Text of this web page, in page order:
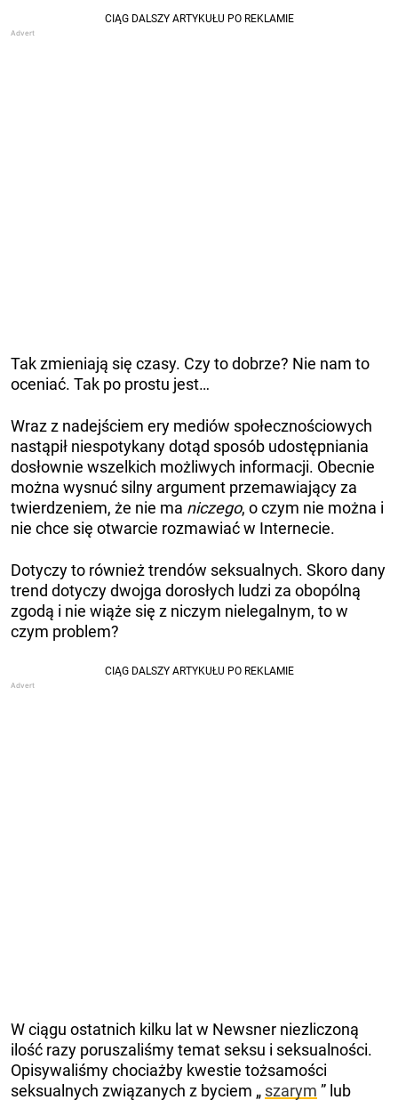
Tak zmieniają się czasy. Czy to dobrze? Nie nam to
oceniać. Tak po prostu jest…
Wraz z nadejściem ery mediów społecznościowych
nastąpił niespotykany dotąd sposób udostępniania
dosłownie wszelkich możliwych informacji. Obecnie
można wysnuć silny argument przemawiający za
twierdzeniem, że nie ma niczego, o czym nie można i
nie chce się otwarcie rozmawiać w Internecie.
Dotyczy to również trendów seksualnych. Skoro dany
trend dotyczy dwojga dorosłych ludzi za obopólną
zgodą i nie wiąże się z niczym nielegalnym, to w
czym problem?
W ciągu ostatnich kilku lat w Newsner niezliczoną
ilość razy poruszaliśmy temat seksu i seksualności.
Opisywaliśmy chociażby kwestie tożsamości
seksualnych związanych z byciem „ szarym ” lub